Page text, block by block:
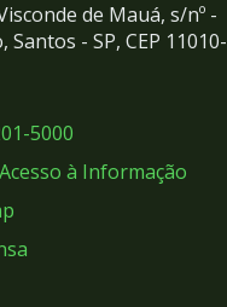
de Mauá, s/nº -
Santos - SP, CEP 11010-
5000
à Informação